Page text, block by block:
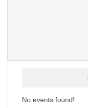
No events found!